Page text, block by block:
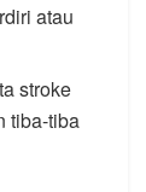
atau
stroke
tiba-tiba